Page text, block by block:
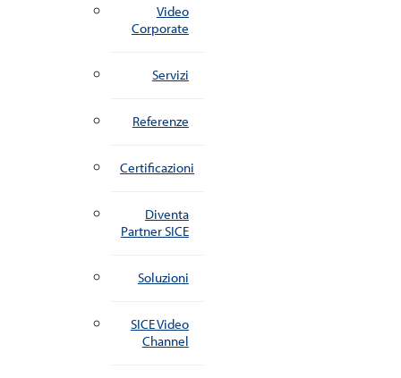
Video
Corporate
Servizi
Referenze
Certificazioni
Diventa
Partner SICE
Soluzioni
SICE Video
Channel